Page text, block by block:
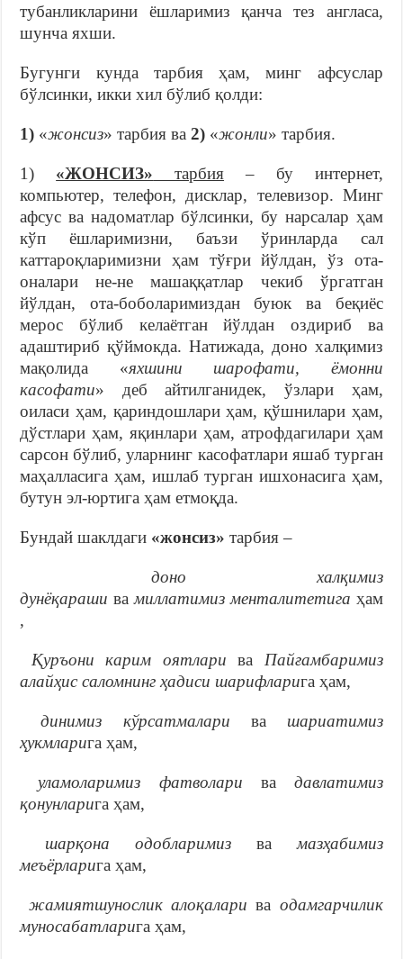
тубанликларини ёшларимиз қанча тез англаса,
шунча яхши.
Бугунги кунда тарбия ҳам, минг афсуслар
бўлсинки, икки хил бўлиб қолди:
1) «жонсиз» тарбия ва2) «жонли» тарбия.
1) «ЖОНСИЗ» тарбия – бу интернет,
компьютер, телефон, дисклар, телевизор. Минг
афсус ва надоматлар бўлсинки, бу нарсалар ҳам
кўп ёшларимизни, баъзи ўринларда сал
каттароқларимизни ҳам тўғри йўлдан, ўз ота-
оналари не-не машаққатлар чекиб ўргатган
йўлдан, ота-боболаримиздан буюк ва беқиёс
мерос бўлиб келаётган йўлдан оздириб ва
адаштириб қўймокда. Натижада, доно халқимиз
мақолида «яхшини шарофати, ёмонни
касофати» деб айтилганидек, ўзлари ҳам,
оиласи ҳам, қариндошлари ҳам, қўшнилари ҳам,
дўстлари ҳам, яқинлари ҳам, атрофдагилари ҳам
сарсон бўлиб, уларнинг касофатлари яшаб турган
маҳалласига ҳам, ишлаб турган ишхонасига ҳам,
бутун эл-юртига ҳам етмоқда.
Бундай шаклдаги «жонсиз»тарбия –
доно халқимиз
дунёқараши вамиллатимиз менталитетига ҳам
,
Қуръони карим оятлари ва Пайғамбаримиз
алайҳис саломнинг ҳадиси шарифларига ҳам,
динимиз кўрсатмалари ва шариатимиз
ҳукмларига ҳам,
уламоларимиз фатволари ва давлатимиз
қонунларига ҳам,
шарқона одобларимиз вамазҳабимиз
меъёрларига ҳам,
жамиятшунослик алоқалари ва одамгарчилик
муносабатларига ҳам,